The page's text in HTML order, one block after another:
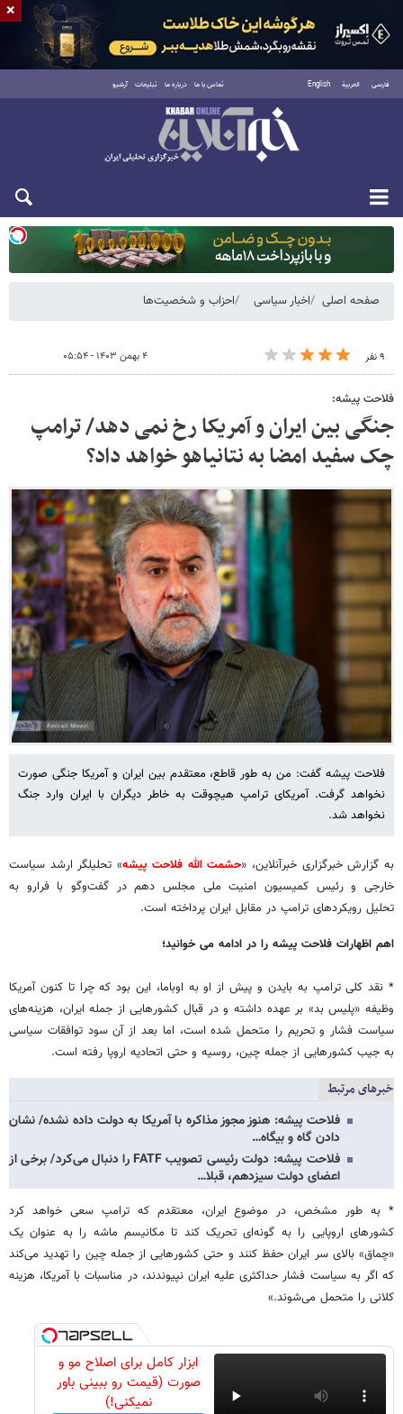
فارسی العربية English تماس با ما درباره ما تبلیغات آرشیو
یکشنبه ۱۸ مرداد ۱۴۰۵
صفحه اصلی اخبار سیاسی احزاب و شخصیت‌ها
۹ نفر ۴ بهمن ۱۴۰۳ - ۰۵:۵۴
فلاحت پیشه:
جنگی بین ایران و آمریکا رخ نمی دهد/ ترامپ
چک سفید امضا به نتانیاهو خواهد داد؟
فلاحت پیشه گفت: من به طور قاطع، معتقدم بین ایران و آمریکا جنگی صورت
نخواهد گرفت. آمریکای ترامپ هیچوقت به خاطر دیگران با ایران وارد جنگ
نخواهد شد.
به گزارش خبرگزاری خبرآنلاین، «حشمت الله فلاحت پیشه» تحلیلگر ارشد سیاست
خارجی و رئیس کمیسیون امنیت ملی مجلس دهم در گفت‌وگو با فرارو به
تحلیل رویکردهای ترامپ در مقابل ایران پرداخته است.
اهم اظهارات فلاحت پیشه را در ادامه می خوانید؛
* نقد کلی ترامپ به بایدن و پیش از او به اوباما، این بود که چرا تا کنون آمریکا
وظیفه «پلیس بد» بر عهده داشته و در قبال کشورهایی از جمله ایران، هزینه‌های
سیاست فشار و تحریم را متحمل شده است، اما بعد از آن سود توافقات سیاسی
به جیب کشورهایی از جمله چین، روسیه و حتی اتحادیه اروپا رفته است.
خبرهای مرتبط
فلاحت پیشه: هنوز مجوز مذاکره با آمریکا به دولت داده نشده/ نشان
دادن گاه‌ و بیگاه…
فلاحت پیشه: دولت رئیسی تصویب FATF را دنبال می‌کرد/ برخی از
اعضای دولت سیزدهم، قبلا…
* به طور مشخص، در موضوع ایران، معتقدم که ترامپ سعی خواهد کرد
کشورهای اروپایی را به گونه‌ای تحریک کند تا مکانیسم ماشه را به عنوان یک
«چماق» بالای سر ایران حفظ کنند و حتی کشورهایی از جمله چین را تهدید می‌کند
که اگر به سیاست فشار حداکثری علیه ایران نپیوندند، در مناسبات با آمریکا، هزینه
کلانی را متحمل می‌شوند.»
ابزار کامل برای اصلاح مو و
صورت (قیمت رو ببینی باور
نمیکنی!)
×